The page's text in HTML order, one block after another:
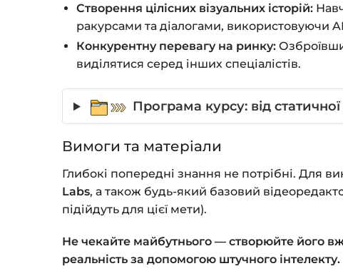
Створення цілісних візуальних історій:
ракурсами та діалогами, використовуючи
Конкурентну перевагу на ринку:
виділятися серед інших спеціалістів.
Програма курсу: від
Вимоги та матеріали
Глибокі попередні знання не потрібні. Для
Labs, а також будь-який базовий
підійдуть для цієї мети).
Не чекайте майбутнього — створюйте його вже
реальність за допомогою штучного інтелекту.